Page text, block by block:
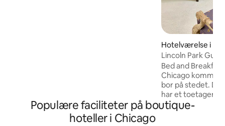
længerevarende ophold. Vi ses snart!
Hotelværelse i
Lincoln Park
Bed and
Chicago
bor på stedet. Den private gæstesuite
har et toetagers
ovenlys, en
med læder med
Populære faciliteter på boutique-
hoteller i Chicago